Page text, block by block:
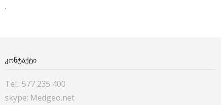
.
ᲙᲝᲜᲢᲐᲥᲢᲘ
Tel.: 577 235 400
skype: Medgeo.net